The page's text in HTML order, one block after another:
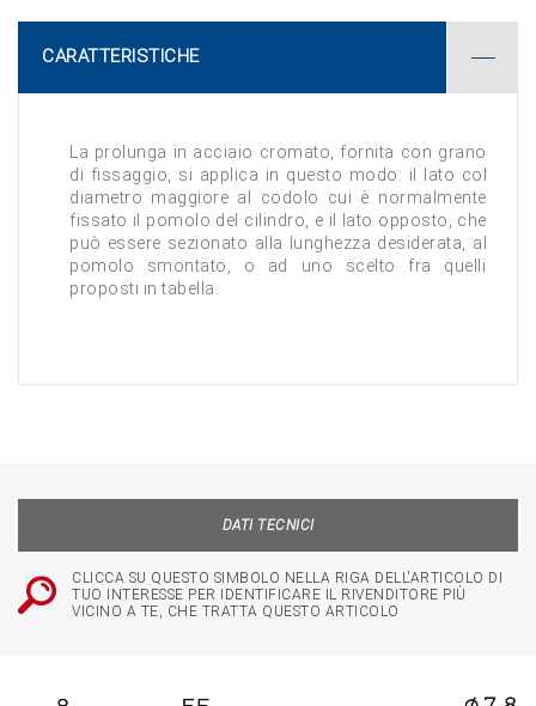
CARATTERISTICHE
La prolunga in acciaio cromato, fornita con grano
di fissaggio, si applica in questo modo: il lato col
diametro maggiore al codolo cui è normalmente
fissato il pomolo del cilindro, e il lato opposto, che
può essere sezionato alla lunghezza desiderata, al
pomolo smontato, o ad uno scelto fra quelli
proposti in tabella.
DATI TECNICI
CLICCA SU QUESTO SIMBOLO NELLA RIGA DELL'ARTICOLO DI
TUO INTERESSE PER IDENTIFICARE IL RIVENDITORE PIÙ
VICINO A TE, CHE TRATTA QUESTO ARTICOLO